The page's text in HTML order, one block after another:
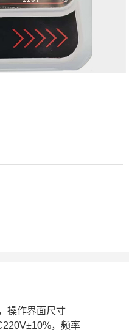
操作界面尺寸
，频率